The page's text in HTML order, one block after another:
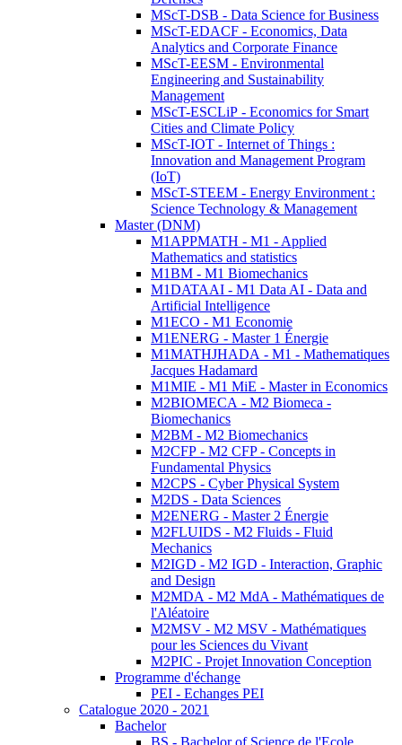
MScT-DSB - Data Science for Business
MScT-EDACF - Economics, Data
Analytics and Corporate Finance
MScT-EESM - Environmental
Engineering and Sustainability
Management
MScT-ESCLiP - Economics for Smart
Cities and Climate Policy
MScT-IOT - Internet of Things :
Innovation and Management Program
(IoT)
MScT-STEEM - Energy Environment :
Science Technology & Management
Master (DNM)
M1APPMATH - M1 - Applied
Mathematics and statistics
M1BM - M1 Biomechanics
M1DATAAI - M1 Data AI - Data and
Artificial Intelligence
M1ECO - M1 Economie
M1ENERG - Master 1 Énergie
M1MATHJHADA - M1 - Mathematiques
Jacques Hadamard
M1MIE - M1 MiE - Master in Economics
M2BIOMECA - M2 Biomeca -
Biomechanics
M2BM - M2 Biomechanics
M2CFP - M2 CFP - Concepts in
Fundamental Physics
M2CPS - Cyber Physical System
M2DS - Data Sciences
M2ENERG - Master 2 Énergie
M2FLUIDS - M2 Fluids - Fluid
Mechanics
M2IGD - M2 IGD - Interaction, Graphic
and Design
M2MDA - M2 MdA - Mathématiques de
l'Aléatoire
M2MSV - M2 MSV - Mathématiques
pour les Sciences du Vivant
M2PIC - Projet Innovation Conception
Programme d'échange
PEI - Echanges PEI
Catalogue 2020 - 2021
Bachelor
BS - Bachelor of Science de l'Ecole